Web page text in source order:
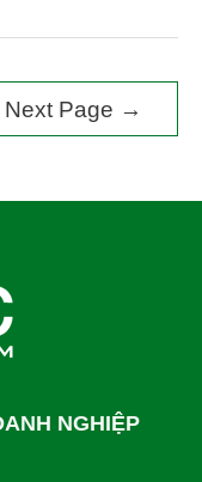
Next Page →
NGHIỆP